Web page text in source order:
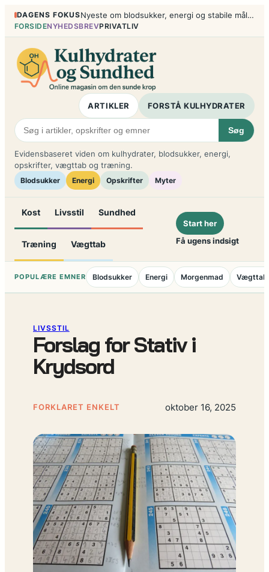
Spring
indhold
DAGENS FOKUS Nyeste om blodsukker, energi og stabile måltider
FORSIDENYHEDSBREVPRIVATLIV
ARTIKLER FORSTÅ KULHYDRATER
Søg
Evidensbaseret viden om kulhydrater, blodsukker, energi,
opskrifter, vægttab og træning.
Blodsukker Energi Opskrifter Myter
Kost Livsstil Sundhed
Træning Vægttab
Start her
Få ugens indsigt
POPULÆRE EMNER Blodsukker Energi Morgenmad Vægttab
LIVSSTIL
Forslag for Stativ i
Krydsord
FORKLARET ENKELT oktober 16, 2025